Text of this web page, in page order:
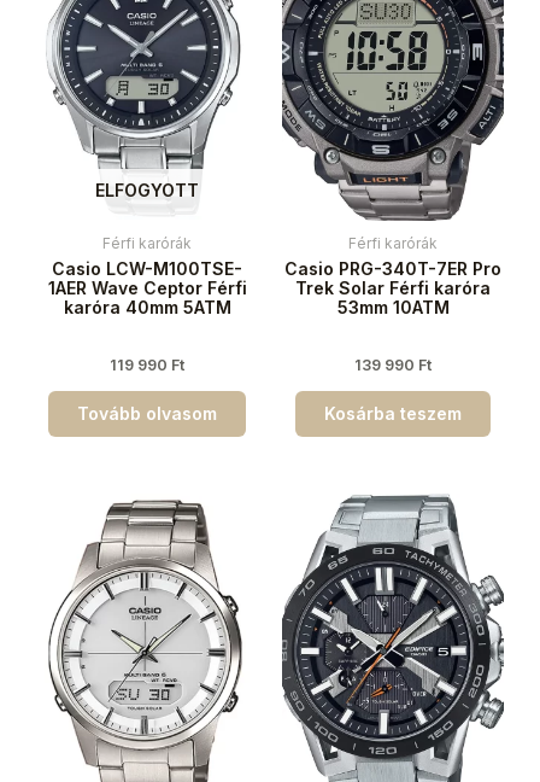
ELFOGYOTT
Férfi karórák
Casio LCW-M100TSE-
1AER Wave Ceptor Férfi
karóra 40mm 5ATM
119 990 Ft
Tovább olvasom
Férfi karórák
Casio PRG-340T-7ER Pro
Trek Solar Férfi karóra
53mm 10ATM
139 990 Ft
Kosárba teszem